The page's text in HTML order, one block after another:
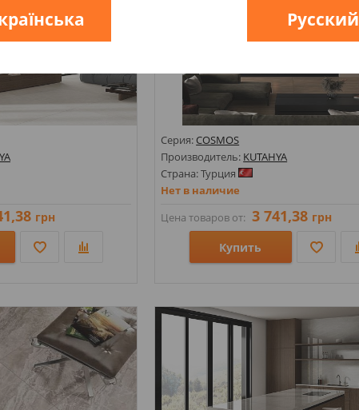
грн
Серия: COSMOS
Производитель: KUTAHYA
Страна: Турция
Нет в наличие
Цена товаров от: 3 741,38 грн
Купить
Стили: Под камень; Под мрамор;
Русский